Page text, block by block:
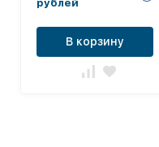
рублей
В корзину